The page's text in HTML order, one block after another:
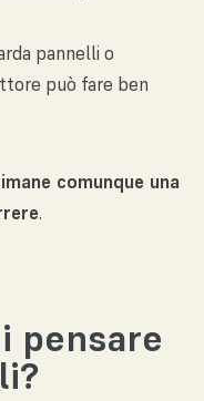
pannelli o
può fare ben
comunque una
.
pensare